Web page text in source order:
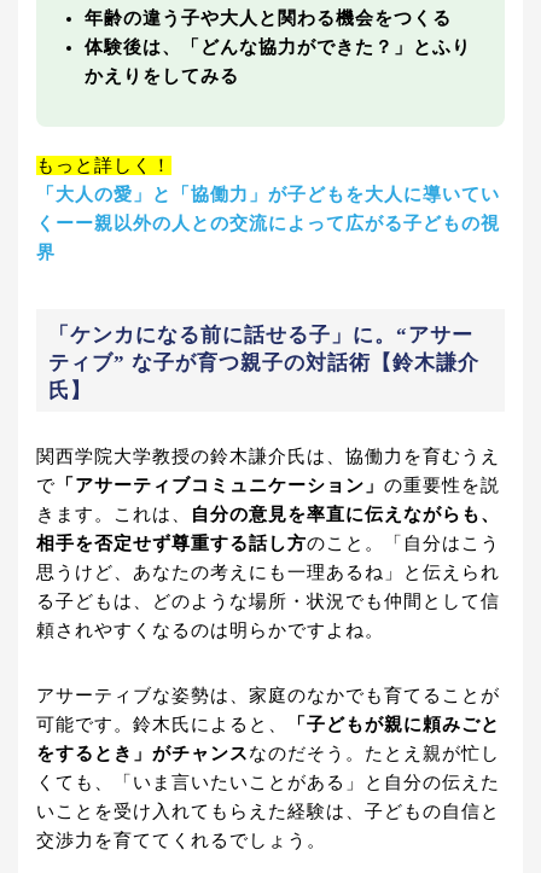
年齢の違う子や大人と関わる機会をつくる
体験後は、「どんな協力ができた？」とふり
かえりをしてみる
もっと詳しく！
「大人の愛」と「協働力」が子どもを大人に導いてい
くーー親以外の人との交流によって広がる子どもの視
界
「ケンカになる前に話せる子」に。“アサー
ティブ” な子が育つ親子の対話術【鈴木謙介
氏】
関西学院大学教授の鈴木謙介氏は、協働力を育むうえ
で 「アサーティブコミュニケーション」 の重要性を説
きます。これは、
自分の意見を率直に伝えながらも、
相手を否定せず尊重する話し方のこと。「自分はこう
思うけど、あなたの考えにも一理あるね」と伝えられ
る子どもは、どのような場所・状況でも仲間として信
頼されやすくなるのは明らかですよね。
アサーティブな姿勢は、家庭のなかでも育てることが
可能です。鈴木氏によると、
「子どもが親に頼みごと
をするとき」がチャンスなのだそう。たとえ親が忙し
くても、「いま言いたいことがある」と自分の伝えた
いことを受け入れてもらえた経験は、子どもの自信と
交渉力を育ててくれるでしょう。